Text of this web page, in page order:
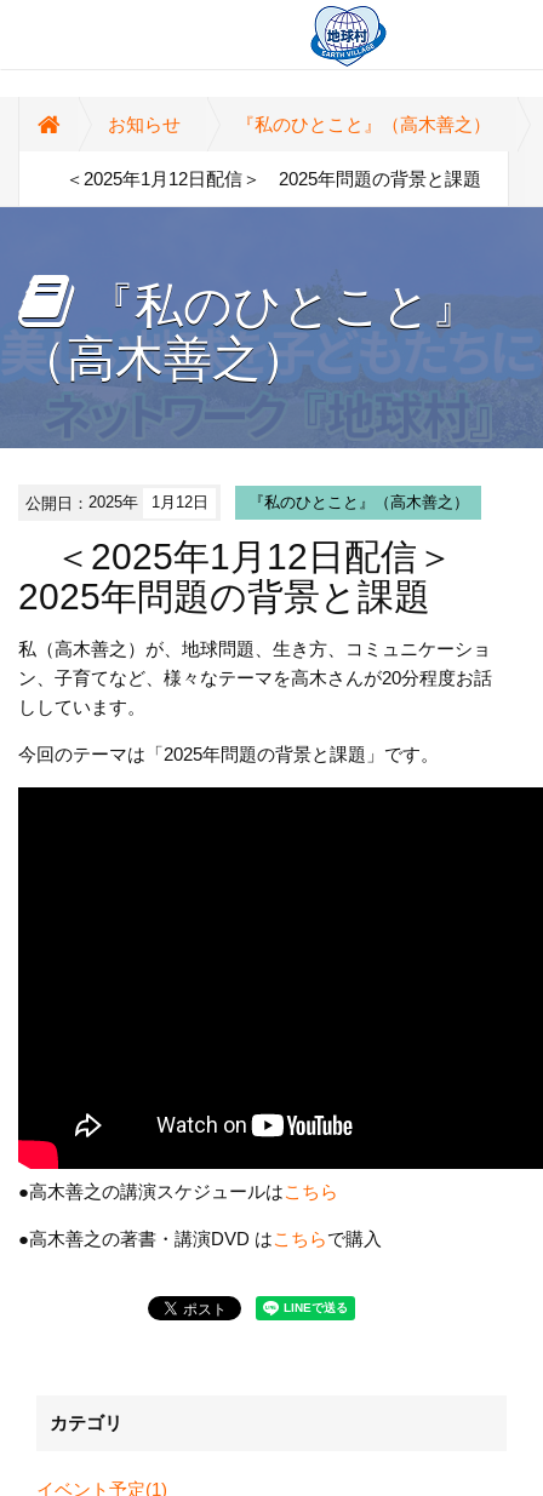
お知らせ 『私のひとこと』（高木善之）
＜2025年1月12日配信＞ 2025年問題の背景と課題
『私のひとこと』
（高木善之）
公開日：2025年 1月12日 『私のひとこと』（高木善之）
＜2025年1月12日配信＞
2025年問題の背景と課題
私（高木善之）が、地球問題、生き方、コミュニケーショ
ン、子育てなど、様々なテーマを高木さんが20分程度お話
ししています。
今回のテーマは「2025年問題の背景と課題」です。
●高木善之の講演スケジュールはこちら
●高木善之の著書・講演DVD はこちらで購入
カテゴリ
イベント予定(1)